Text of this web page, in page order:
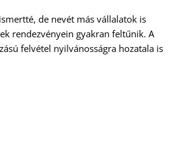
de nevét más vállalatok is
rendezvényein gyakran feltűnik. A
felvétel nyilvánosságra hozatala is